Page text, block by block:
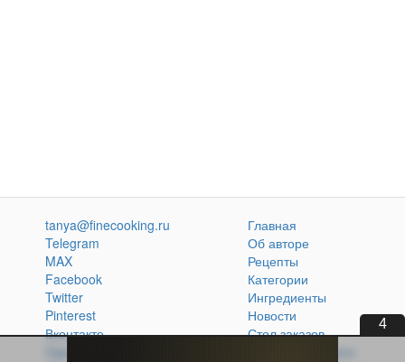
3
tanya@finecooking.ru
Telegram
MAX
Facebook
Twitter
Pinterest
Вконтакте
Одноклассники
Главная
Об авторе
Рецепты
Категории
Ингредиенты
Новости
Стол заказов
Кулинарная книга